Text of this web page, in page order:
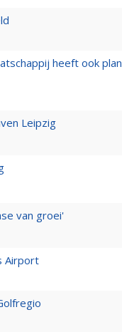
heeft ook plan
Leipzig
van groei'
Airport